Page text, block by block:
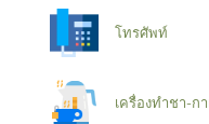
โทรศัพท์
เครื่องทำชา-ก